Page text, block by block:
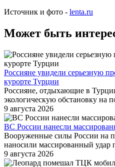
Источник и фото - lenta.ru
Может быть
Россияне увидели серьезную
курорте Турции
Россияне, отдыхающие в
экологическую обстановку на
9 августа 2026
ВС России нанесли
Вооруженные силы России на
наносили массированный удар
9 августа 2026